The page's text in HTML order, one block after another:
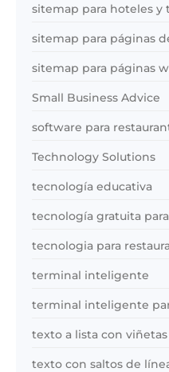
sitemap para hoteles y
sitemap para páginas
sitemap para páginas
Small Business Advice
software para
Technology Solutions
tecnología educativa
tecnología gratuita
tecnologia para
terminal inteligente
terminal inteligente
texto a lista con viñetas
texto con saltos de